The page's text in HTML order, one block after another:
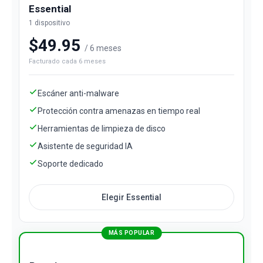
Essential
1 dispositivo
$49.95 / 6 meses
Facturado cada 6 meses
Escáner anti-malware
Protección contra amenazas en tiempo real
Herramientas de limpieza de disco
Asistente de seguridad IA
Soporte dedicado
Elegir Essential
MÁS POPULAR